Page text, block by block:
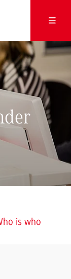
is who